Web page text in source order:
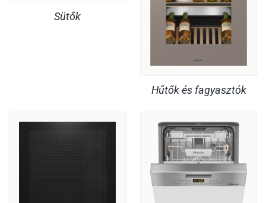
Sütők
Hűtők és fagyasztók